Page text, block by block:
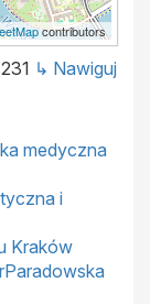
contributors
↳ Nawiguj
medyczna
i
Kraków